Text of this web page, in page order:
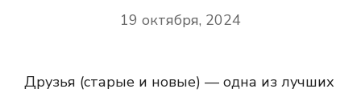
19 октября, 2024
Друзья (старые и новые) — одна из лучших